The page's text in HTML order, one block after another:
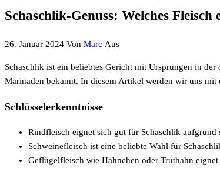
Schaschlik-Genuss: Welches Fleisch
26. Januar 2024 Von Marc Aus
Schaschlik ist ein beliebtes Gericht mit Ursprüngen in
Marinaden bekannt. In diesem Artikel werden wir uns mit
Schlüsselerkenntnisse
Rindfleisch eignet sich gut für Schaschlik aufgrund
Schweinefleisch ist eine beliebte Wahl für
Geflügelfleisch wie Hähnchen oder Truthahn